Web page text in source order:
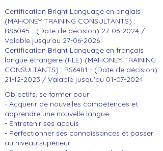
Certification Bright Language en anglais
(MAHONEY TRAINING CONSULTANTS) :
RS6045 - (Date de décision) 27-06-2024 /
Valable jusqu'au 27-06-2026
Certification Bright Language en français
langue étrangère (FLE) (MAHONEY TRAINING
CONSULTANTS) : RS6481 - (Date de décision)
21-12-2023 / Valable jusqu'au 01-07-2024
Objectifs, se former pour :
- Acquérir de nouvelles compétences et
apprendre une nouvelle langue
- Entretenir ses acquis
- Perfectionner ses connaissances et passer
au niveau supérieur